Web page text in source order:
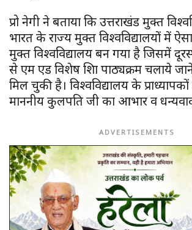
प्रो नेगी ने बताया कि उत्तराखंड मुक्त
भारत के राज्य मुक्त विश्वविद्यालयों में
मुक्त विश्वविद्यालय बन गया है जिसमें
से एम एड विशेष शिक्षा पाठ्यक्रम चलाये
मिल चुकी है। विश्वविद्यालय के
माननीय कुलपति जी का आभार व
ADVERTISEMENTS